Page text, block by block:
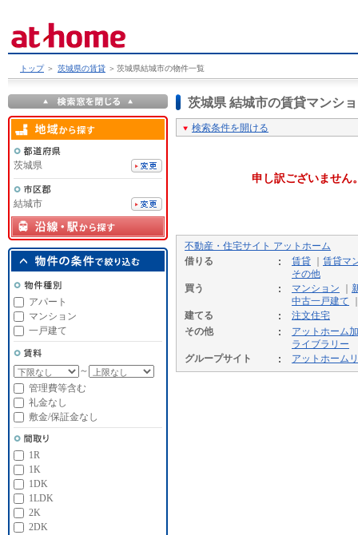
トップ ＞ 茨城県の賃貸 ＞ 茨城県結城市の物件一覧
茨城県 結城市の賃貸マンシ
検索条件を開ける
申し訳ございません
不動産・住宅サイト アットホーム
借りる
賃貸
賃貸マ
その他
買う
マンション
中古一戸建て
建てる
注文住宅
その他
アットホーム
ライブラリー
グループサイト
アットホーム
茨城県
結城市
アパート
マンション
一戸建て
～
管理費等含む
礼金なし
敷金/保証金なし
1R
1K
1DK
1LDK
2K
2DK